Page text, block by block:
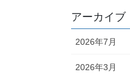
アーカイブ
2026年7月
2026年3月